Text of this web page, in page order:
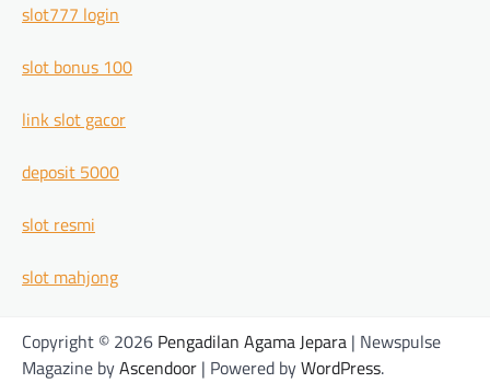
slot777 login
slot bonus 100
link slot gacor
deposit 5000
slot resmi
slot mahjong
Copyright © 2026 Pengadilan Agama Jepara | Newspulse
Magazine byAscendoor | Powered byWordPress.